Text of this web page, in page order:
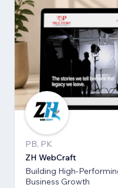
PB, PK
ZH WebCraft
Building High-
Business Growth